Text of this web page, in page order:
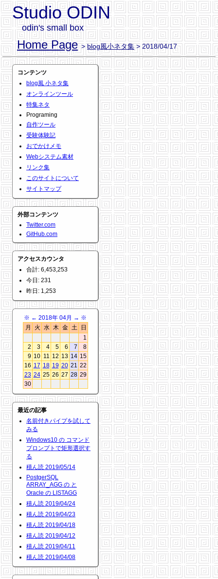
Studio ODIN
odin's small box
Home Page >blog風小ネタ集> 2018/04/17
コンテンツ
blog風 小ネタ集
オンラインツール
特集ネタ
Programing
自作ツール
受験体験記
おでかけメモ
Webシステム素材
リンク集
このサイトについて
サイトマップ
外部コンテンツ
Twitter.com
GitHub.com
アクセスカウンタ
合計: 6,453,253
今日: 231
昨日: 1,253
※ ← 2018年 04月 → ※
月
火 水 木 金 土
日
1
2
3 4 5 6 7
8
9 10 11 12 13 14 15
16 17 18 19 20 21 22
23 24 25 26 27 28 29
30
最近の記事
名前付きパイプを試して
みる
Windows10 の コマンド
プロンプトで矩形選択す
る
積ん読 2019/05/14
PostgerSQL
ARRAY_AGG の と
Oracle の LISTAGG
積ん読 2019/04/24
積ん読 2019/04/23
積ん読 2019/04/18
積ん読 2019/04/12
積ん読 2019/04/11
積ん読 2019/04/08